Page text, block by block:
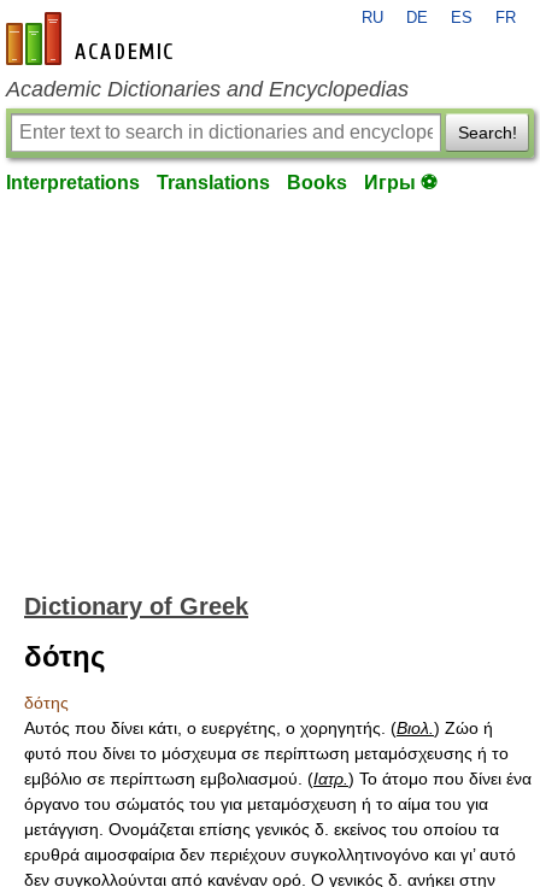
en-academic.com
RU DE ES FR
Academic Dictionaries and Encyclopedias
Search!
Interpretations Translations Books Игры ⚽
Dictionary of Greek
δότης
δότης
Αυτός που δίνει κάτι, ο ευεργέτης, ο χορηγητής. (Βιολ. ) Ζώο ή
φυτό που δίνει το μόσχευμα σε περίπτωση μεταμόσχευσης ή το
εμβόλιο σε περίπτωση εμβολιασμού. (Ιατρ. ) To άτομο που δίνει ένα
όργανο του σώματός του για μεταμόσχευση ή το αίμα του για
μετάγγιση. Ονομάζεται επίσης γενικός δ. εκείνος του οποίου τα
ερυθρά αιμοσφαίρια δεν περιέχουν συγκολλητινογόνο και γι’ αυτό
δεν συγκολλούνται από κανέναν ορό. Ο γενικός δ. ανήκει στην